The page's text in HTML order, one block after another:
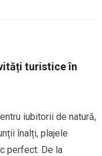
turistice în
iubitorii de natură,
înalți, plajele
perfect. De la